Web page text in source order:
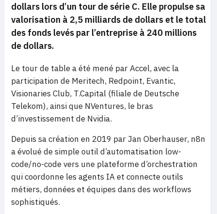
dollars lors d’un tour de série C. Elle propulse sa
valorisation à 2,5 milliards de dollars et le total
des fonds levés par l’entreprise à 240 millions
de dollars.
Le tour de table a été mené par Accel, avec la
participation de Meritech, Redpoint, Evantic,
Visionaries Club, T.Capital (filiale de Deutsche
Telekom), ainsi que NVentures, le bras
d’investissement de Nvidia.
Depuis sa création en 2019 par Jan Oberhauser, n8n
a évolué de simple outil d’automatisation low-
code/no-code vers une plateforme d’orchestration
qui coordonne les agents IA et connecte outils
métiers, données et équipes dans des workflows
sophistiqués.